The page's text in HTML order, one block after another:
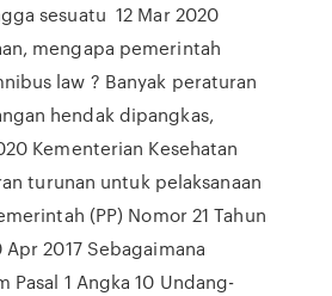
sesuatu 12 Mar 2020
mengapa pemerintah
law ? Banyak peraturan
hendak dipangkas,
Kementerian Kesehatan
turunan untuk pelaksanaan
(PP) Nomor 21 Tahun
2017 Sebagaimana
Pasal 1 Angka 10 Undang-